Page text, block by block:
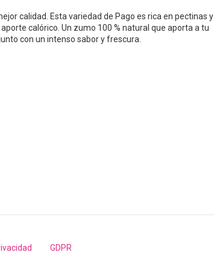
calidad. Esta variedad de Pago es rica en pectinas y
calórico. Un zumo 100 % natural que aporta a tu
con un intenso sabor y frescura.
GDPR